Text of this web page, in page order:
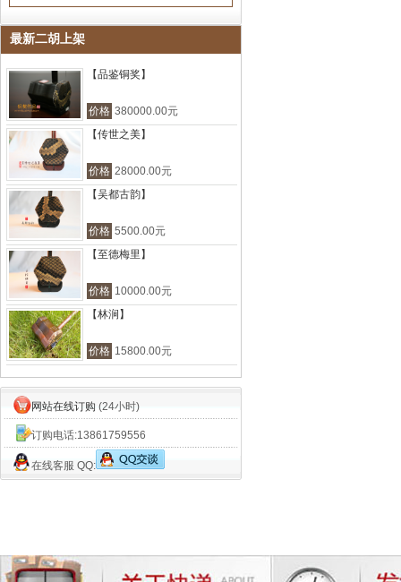
最新二胡上架
【品鉴铜奖】
价格 380000.00元
【传世之美】
价格 28000.00元
【吴都古韵】
价格 5500.00元
【至德梅里】
价格 10000.00元
【林涧】
价格 15800.00元
网站在线订购 (24小时)
订购电话:13861759556
在线客服 QQ: